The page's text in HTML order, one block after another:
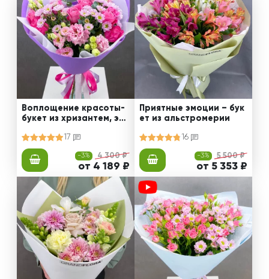
Воплощение красоты-
букет из хризантем, эус
17
-3% 4 300 ₽
от 4 189 ₽
Приятные эмоции – бук
ет из альстромерии
16
-3% 5 500 ₽
от 5 353 ₽